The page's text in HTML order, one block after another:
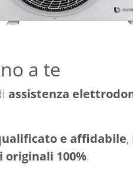
a te
assistenza
e affidabile
100%.